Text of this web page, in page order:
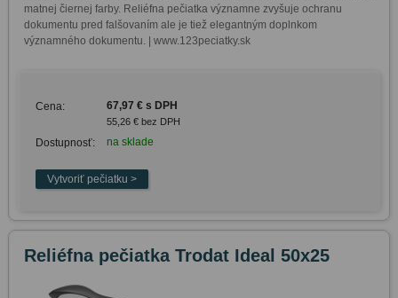
matnej čiernej farby. Reliéfna pečiatka významne zvyšuje ochranu
dokumentu pred falšovaním ale je tiež elegantným doplnkom
významného dokumentu. | www.123peciatky.sk
Cena: 67,97 € s DPH
55,26 € bez DPH
Dostupnosť: na sklade
Reliéfna pečiatka Trodat Ideal 50x25